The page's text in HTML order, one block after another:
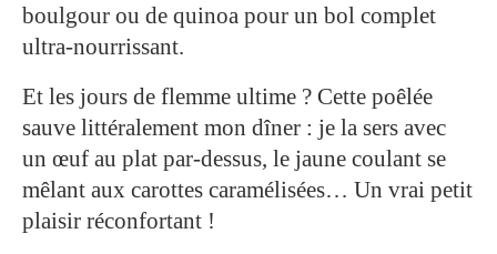
boulgour ou de quinoa pour un bol complet
ultra-nourrissant.
Et les jours de flemme ultime ? Cette poêlée
sauve littéralement mon dîner : je la sers avec
un œuf au plat par-dessus, le jaune coulant se
mêlant aux carottes caramélisées… Un vrai petit
plaisir réconfortant !